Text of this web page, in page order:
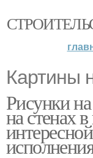
Картины
Рисунки
на стенах